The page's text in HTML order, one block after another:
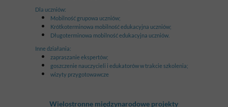
Dla uczniów:
Mobilność grupowa uczniów;
Krótkoterminowa mobilność edukacyjna uczniów;
Długoterminowa mobilność edukacyjna uczniów.
Inne działania:
zapraszanie ekspertów;
goszczenie nauczycieli i edukatorów w trakcie szkolenia;
wizyty przygotowawcze
Wielostronne międzynarodowe projekty